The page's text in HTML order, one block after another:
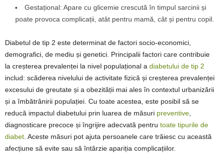
Gestațional: Apare cu glicemie crescută în timpul sarcinii și
poate provoca complicații, atât pentru mamă, cât și pentru copil.
Diabetul de tip 2 este determinat de factori socio-economici,
demografici, de mediu și genetici. Principalii factori care contribuie
la creșterea prevalenței la nivel populațional a diabetului de tip 2
includ: scăderea nivelului de activitate fizică și creșterea prevalenței
excesului de greutate și a obezității mai ales în contextul urbanizării
și a îmbătrânirii populației. Cu toate acestea, este posibil să se
reducă impactul diabetului prin luarea de măsuri preventive
diagnosticare precoce și îngrijire adecvată pentru toate tipurile de
diabet . Aceste măsuri pot ajuta persoanele care trăiesc cu această
afecțiune să evite sau să întârzie apariția complicațiilor.